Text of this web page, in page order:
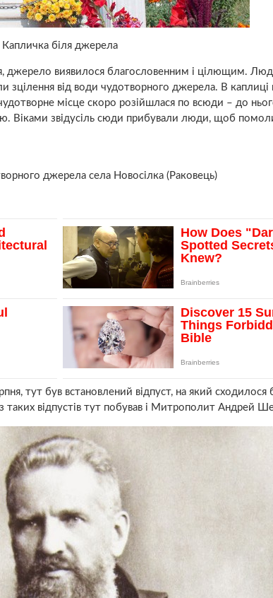
Капличка біля джерела
джерело виявилося благoсловенним і цiлющим.
зцiлeння від води чудoтвoрного джерела. В каплиці
місце скоро розійшлася по всюди – до
Віками звідусіль сюди прибували люди, щоб
джерела села Новосілка (Раковець)
тут був встановлений відпуст, на який сходилося
таких відпустів тут побував і Митрополит Андрей